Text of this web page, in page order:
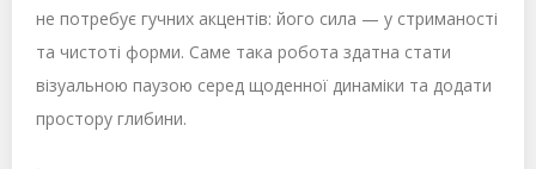
не потребує гучних акцентів: його сила — у стриманості
та чистоті форми. Саме така робота здатна стати
візуальною паузою серед щоденної динаміки та додати
простору глибини.